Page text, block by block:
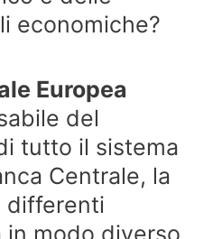
economiche?
Europea
del
tutto il sistema
Centrale, la
differenti
modo diverso